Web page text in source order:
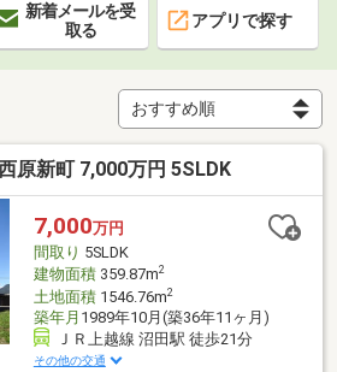
新着メールを受
取る
アプリで探す
原新町 7,000万円 5SLDK
7,000万円
間取り 5SLDK
建物面積359.87m2
土地面積1546.76m2
築年月 1989年10月(築36年11ヶ月)
ＪＲ上越線 沼田駅 徒歩21分
その他の交通